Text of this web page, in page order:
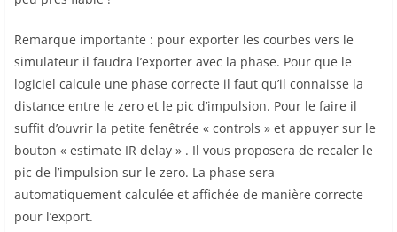
Remarque importante : pour exporter les courbes vers le
simulateur il faudra l’exporter avec la phase. Pour que le
logiciel calcule une phase correcte il faut qu’il connaisse la
distance entre le zero et le pic d’impulsion. Pour le faire il
suffit d’ouvrir la petite fenêtrée « controls » et appuyer sur le
bouton « estimate IR delay » . Il vous proposera de recaler le
pic de l’impulsion sur le zero. La phase sera
automatiquement calculée et affichée de manière correcte
pour l’export.